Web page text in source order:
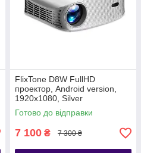
FlixTone D8W FullHD
проектор, Android version,
1920х1080, Silver
Готово до відправки
7 100 ₴ 7 300 ₴